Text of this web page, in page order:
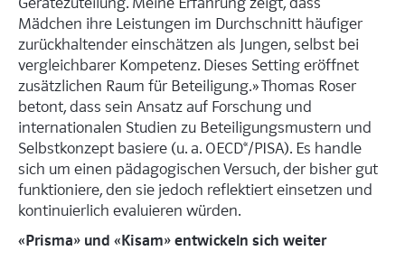
«Prisma» und «Kisam» entwickeln sich weiter
Mädchen ihre Leistungen im Durchschnitt häufiger
zurückhaltender einschätzen als Jungen, selbst bei
vergleichbarer Kompetenz. Dieses Setting eröffnet
zusätzlichen Raum für Beteiligung.» Thomas Roser
betont, dass sein Ansatz auf Forschung und
internationalen Studien zu Beteiligungsmustern und
Selbstkonzept basiere (u. a. OECD*/PISA). Es handle
sich um einen pädagogischen Versuch, der bisher gut
funktioniere, den sie jedoch reflektiert einsetzen und
kontinuierlich evaluieren würden.